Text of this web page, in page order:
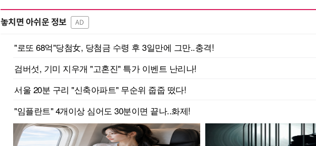
놓치면 아쉬운 정보 AD